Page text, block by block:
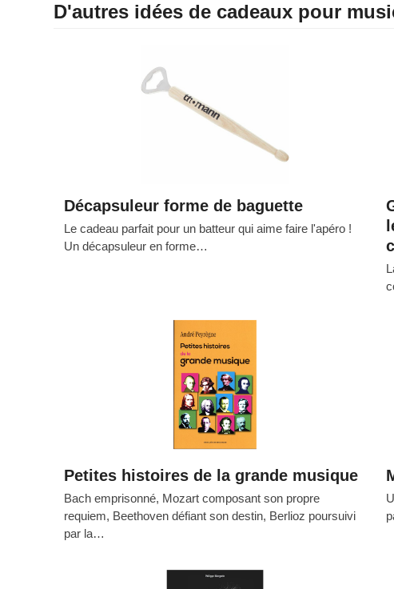
D'autres idées de cadeaux pour
Décapsuleur forme de baguette
Le cadeau parfait pour un batteur qui aime faire l'apéro !
Un décapsuleur en forme…
Petites histoires de la grande musique
Bach emprisonné, Mozart composant son propre
requiem, Beethoven défiant son destin, Berlioz poursuivi
par la…